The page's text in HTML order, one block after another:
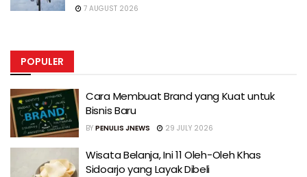
7 AUGUST 2026
POPULER
Cara Membuat Brand yang Kuat untuk
Bisnis Baru
BY PENULIS JNEWS 29 JULY 2026
Wisata Belanja, Ini 11 Oleh-Oleh Khas
Sidoarjo yang Layak Dibeli